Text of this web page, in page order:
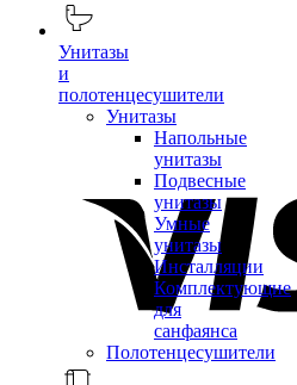
Унитазы
и
полотенцесушители
Унитазы
Напольные
унитазы
Подвесные
унитазы
Умные
унитазы
Инсталляции
Комплектующие
для
санфаянса
Полотенцесушители